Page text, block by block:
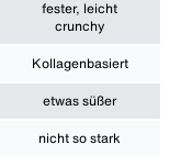
fester, leicht
crunchy
Kollagenbasiert
etwas süßer
nicht so stark